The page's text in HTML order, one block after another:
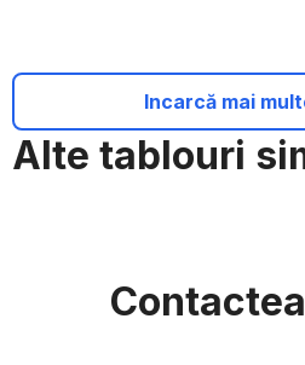
Alte tablouri
Incarcă mai